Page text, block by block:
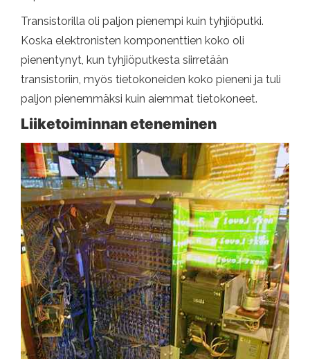
Transistorilla oli paljon pienempi kuin tyhjiöputki.
Koska elektronisten komponenttien koko oli
pienentynyt, kun tyhjiöputkesta siirretään
transistoriin, myös tietokoneiden koko pieneni ja tuli
paljon pienemmäksi kuin aiemmat tietokoneet.
Liiketoiminnan eteneminen